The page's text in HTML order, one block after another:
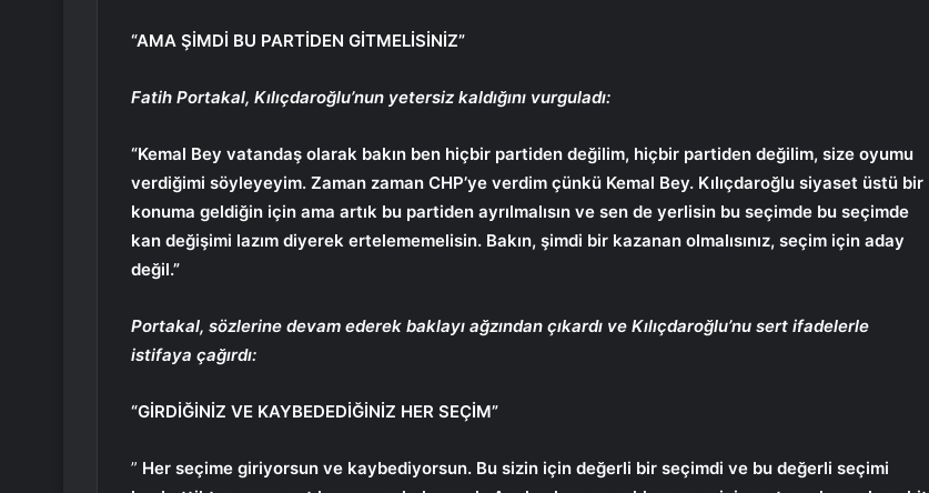
“AMA ŞİMDİ BU PARTİDEN GİTMELİSİNİZ”
Fatih Portakal, Kılıçdaroğlu’nun yetersiz kaldığını vurguladı:
“Kemal Bey vatandaş olarak bakın ben hiçbir partiden değilim, hiçbir partiden değilim, size oyumu
verdiğimi söyleyeyim. Zaman zaman CHP’ye verdim çünkü Kemal Bey. Kılıçdaroğlu siyaset üstü bir
konuma geldiğin için ama artık bu partiden ayrılmalısın ve sen de yerlisin bu seçimde bu seçimde
kan değişimi lazım diyerek ertelememelisin. Bakın, şimdi bir kazanan olmalısınız, seçim için aday
değil.”
Portakal, sözlerine devam ederek baklayı ağzından çıkardı ve Kılıçdaroğlu’nu sert ifadelerle
istifaya çağırdı:
“GİRDİĞİNİZ VE KAYBEDEDİĞİNİZ HER SEÇİM”
” Her seçime giriyorsun ve kaybediyorsun. Bu sizin için değerli bir seçimdi ve bu değerli seçimi